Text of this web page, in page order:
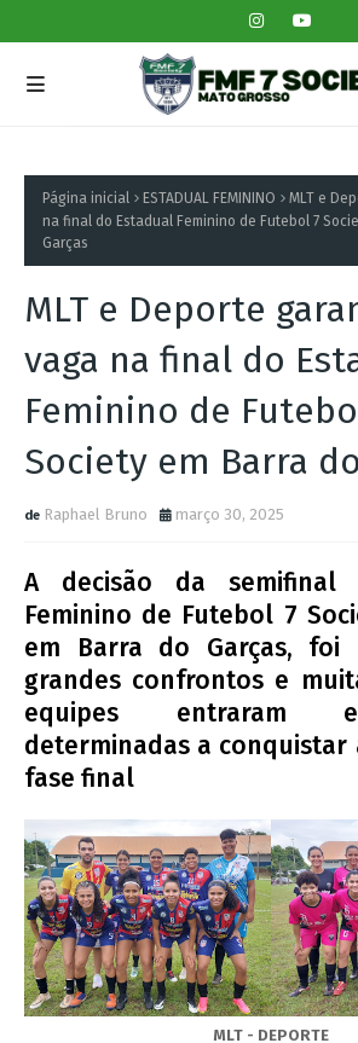
Página inicial ESTADUAL FEMININO
MLT e
na final do Estadual Feminino de Futebol 7
Garças
MLT e Deporte
vaga na final do
Feminino de
Society em Barra
Raphael Bruno março 30, 2025
A decisão da semifinal
Feminino de Futebol 7
em Barra do Garças, foi
grandes confrontos e
equipes entraram
determinadas a conquistar
fase final
MLT - DEPORTE